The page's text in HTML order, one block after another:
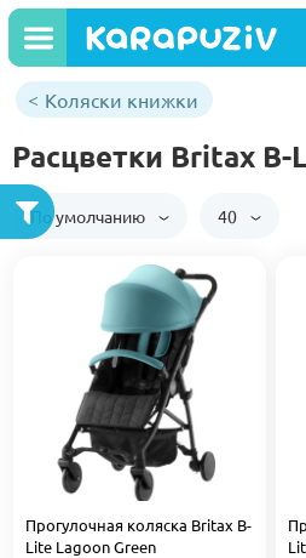
Коляски книжки
Расцветки Britax B-
По умолчанию 40
Прогулочная коляска Britax B-
Lite Lagoon Green